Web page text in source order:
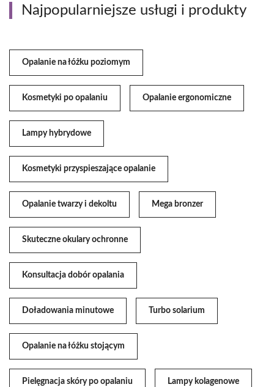
Najpopularniejsze usługi i produkty
Opalanie na łóżku poziomym
Kosmetyki po opalaniu Opalanie ergonomiczne
Lampy hybrydowe
Kosmetyki przyspieszające opalanie
Opalanie twarzy i dekoltu Mega bronzer
Skuteczne okulary ochronne
Konsultacja dobór opalania
Doładowania minutowe Turbo solarium
Opalanie na łóżku stojącym
Pielęgnacja skóry po opalaniu Lampy kolagenowe